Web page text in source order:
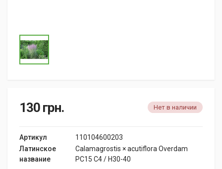
130 грн. Нет в наличии
Артикул
110104600203
Латинское
название
Calamagrostis × acutiflora Overdam
PC15 C4 / H30-40